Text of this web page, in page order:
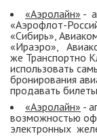
«Аэролайн» -
«Аэрофлот-
«Сибирь»,
«Ираэро»,
же Транспортно
использовать
бронирования
продавать
«Аэролайн» -
возможностью
электронных